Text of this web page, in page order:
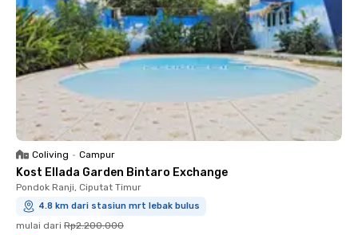
Coliving • Campur
Kost Ellada Garden Bintaro Exchange
Pondok Ranji, Ciputat Timur
4.8 km dari stasiun mrt lebak bulus
mulai dari Rp2.200.000